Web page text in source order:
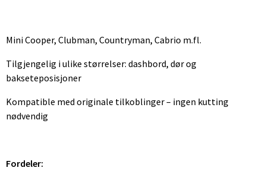
Mini Cooper, Clubman, Countryman, Cabrio m.fl.
Tilgjengelig i ulike størrelser: dashbord, dør og
bakseteposisjoner
Kompatible med originale tilkoblinger – ingen kutting
nødvendig
Fordeler: